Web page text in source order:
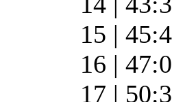
15 |
16 |
17 |